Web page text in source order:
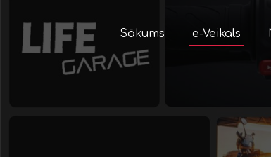
Sākums e-Veikals